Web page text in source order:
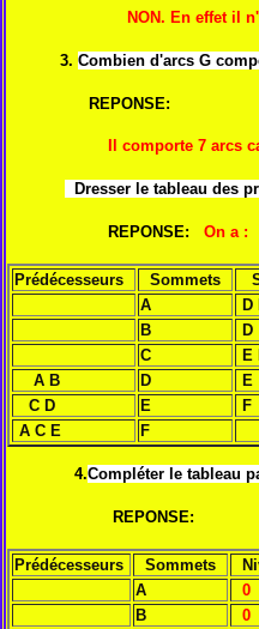
NON. En effet il
3. Combien d'arcs G
REPONSE:
Il comporte 7 arcs car il y
Dresser le tableau des
REPONSE: On a :
Prédécesseurs Sommets
A
D
B
D
C
E
A B
D
E
C D
E
F
A C E
F
4.Compléter le tableau
REPONSE:
Prédécesseurs Sommets
A
0
B
0